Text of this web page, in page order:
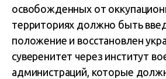
освобожденных от
территориях должно быть
положение и восстановлен
суверенитет через институт
администраций, которые